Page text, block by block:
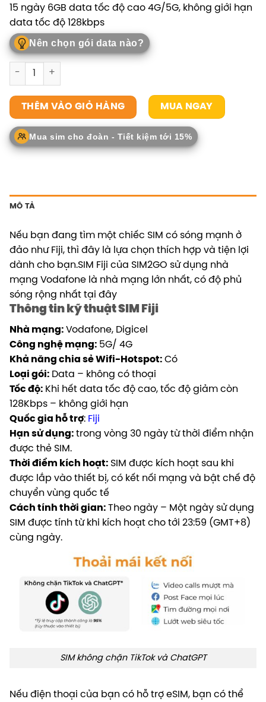
15 ngày 6GB data tốc độ cao 4G/5G, không giới hạn
data tốc độ 128kbps
Nên chọn gói data nào?
SIM Fiji số lượng
THÊM VÀO GIỎ HÀNG MUA NGAY
Mua sim cho đoàn - Tiết kiệm tới 15%
MÔ TẢ
Nếu bạn đang tìm một chiếc SIM có sóng mạnh ở
đảo như Fiji, thì đây là lựa chọn thích hợp và tiện lợi
dành cho bạn.SIM Fiji của SIM2GO sử dụng nhà
mạng Vodafone là nhà mạng lớn nhất, có độ phủ
sóng rộng nhất tại đây
Thông tin kỹ thuật SIM Fiji
Nhà mạng: Vodafone, Digicel
Công nghệ mạng: 5G/ 4G
Khả năng chia sẻ Wifi-Hotspot: Có
Loại gói: Data – không có thoại
Tốc độ: Khi hết data tốc độ cao, tốc độ giảm còn
128Kbps – không giới hạn
Quốc gia hỗ trợ: Fiji
Hạn sử dụng: trong vòng 30 ngày từ thời điểm nhận
được thẻ SIM.
Thời điểm kích hoạt: SIM được kích hoạt sau khi
được lắp vào thiết bị, có kết nối mạng và bật chế độ
chuyển vùng quốc tế
Cách tính thời gian: Theo ngày – Một ngày sử dụng
SIM được tính từ khi kích hoạt cho tới 23:59 (GMT+8)
cùng ngày.
SIM không chặn TikTok và ChatGPT
Nếu điện thoại của bạn có hỗ trợ eSIM, bạn có thể